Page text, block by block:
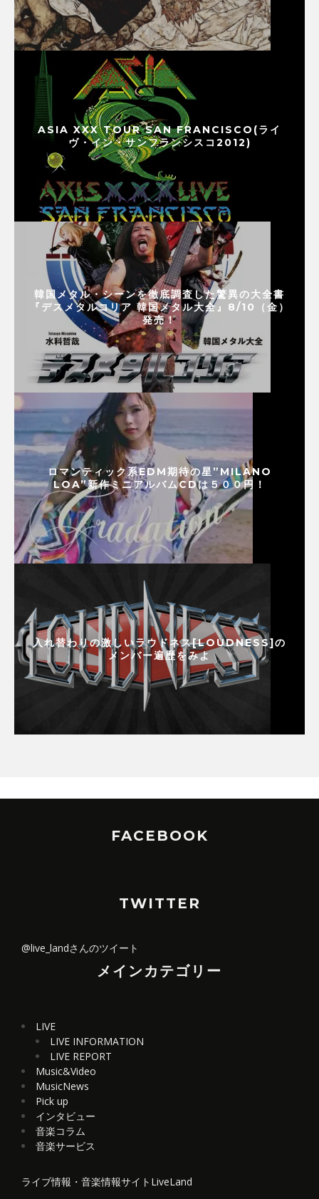
ASIA XXX TOUR SAN FRANCISCO(ライ
ヴ・イン・サンフランシスコ2012)
韓国メタル・シーンを徹底調査した驚異の大全書
『デスメタルコリア 韓国メタル大全』8/10（金）
発売！
ロマンティック系EDM期待の星”MILANO
LOA”新作ミニアルバムCDは５００円！
入れ替わりの激しいラウドネス[LOUDNESS]の
メンバー遍歴をみよ
FACEBOOK
TWITTER
@live_landさんのツイート
メインカテゴリー
LIVE
LIVE INFORMATION
LIVE REPORT
Music&Video
MusicNews
Pick up
インタビュー
音楽コラム
音楽サービス
ライブ情報・音楽情報サイトLiveLand